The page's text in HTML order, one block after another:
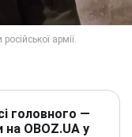
головного —
на OBOZ.UA у